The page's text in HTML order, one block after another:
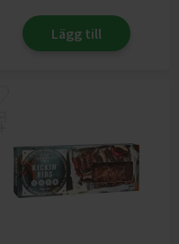
Lägg till